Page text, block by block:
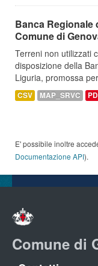
Banca Regionale
Comune di
Terreni non utilizzati
disposizione della
Liguria, promossa
CSV MAP_SRVC
E' possibile inoltre
Documentazione API).
Comune di